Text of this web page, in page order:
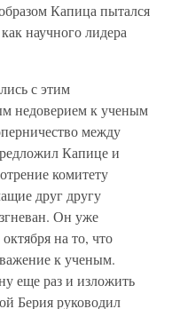
Капица пытался
научного лидера
с этим
недоверием к ученым
между
Капице и
комитету
друг другу
Он уже
на то, что
к ученым.
еще раз и изложить
Берия руководил